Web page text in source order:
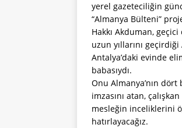
yerel gazeteciliğin
“Almanya Bülteni”
Hakkı Akduman,
uzun yıllarını
Antalya’daki evinde
babasıydı.
Onu Almanya’nın
imzasını atan,
mesleğin inceliklerini
hatırlayacağız.